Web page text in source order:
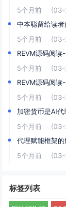
5个月前
(03-
中本聪留给读者
5个月前
(03-
REVM源码阅
5个月前
(03-
REVM源码阅
5个月前
(03-
加密货币是AI
5个月前
(03-
代理赋能框架的
5个月前
(03-
标签列表